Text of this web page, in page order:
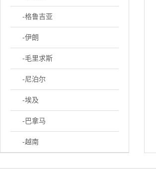
-格鲁吉亚
-伊朗
-毛里求斯
-尼泊尔
-埃及
-巴拿马
-越南